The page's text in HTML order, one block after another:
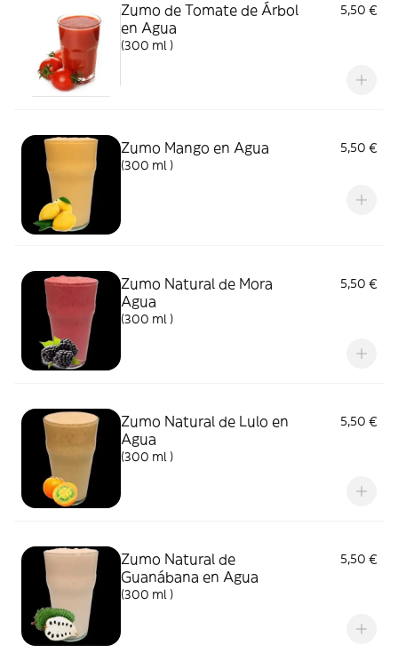
Zumo de Tomate de Árbol
en Agua
5,50 €
(300 ml )
Zumo Mango en Agua
5,50 €
(300 ml )
Zumo Natural de Mora
Agua
5,50 €
(300 ml )
Zumo Natural de Lulo en
Agua
5,50 €
(300 ml )
Zumo Natural de
Guanábana en Agua
5,50 €
(300 ml )